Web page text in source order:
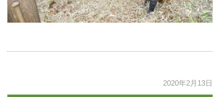
2020年2月13日